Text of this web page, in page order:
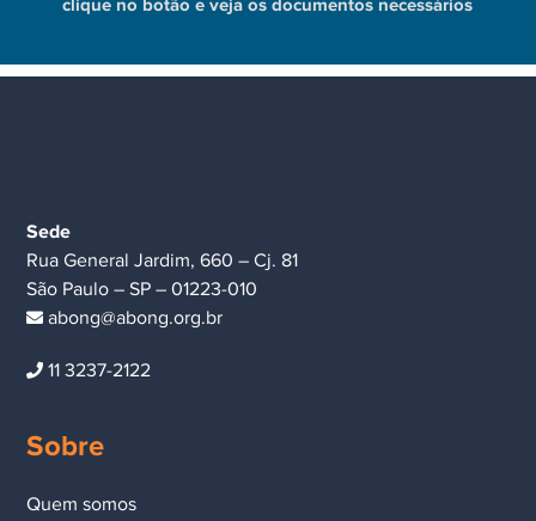
Sede
Rua General Jardim, 660 – Cj. 81
São Paulo – SP – 01223-010
abong@abong.org.br
11 3237-2122
Sobre
Quem somos